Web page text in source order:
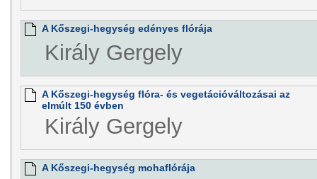
A Kőszegi-hegység edényes flórája
Király Gergely
A Kőszegi-hegység flóra- és vegetációváltozásai az
elmúlt 150 évben
Király Gergely
A Kőszegi-hegység mohaflórája